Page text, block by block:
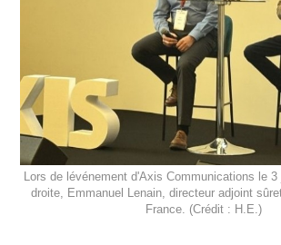
Lors de lévénement d'Axis Communications le
droite, Emmanuel Lenain, directeur adjoint
France. (Crédit : H.E.)